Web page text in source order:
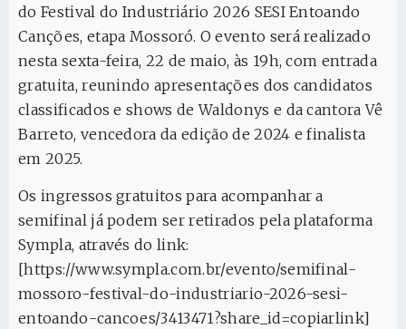
do Festival do Industriário 2026 SESI Entoando
Canções, etapa Mossoró. O evento será realizado
nesta sexta-feira, 22 de maio, às 19h, com entrada
gratuita, reunindo apresentações dos candidatos
classificados e shows de Waldonys e da cantora Vê
Barreto, vencedora da edição de 2024 e finalista
em 2025.
Os ingressos gratuitos para acompanhar a
semifinal já podem ser retirados pela plataforma
Sympla, através do link:
[https://www.sympla.com.br/evento/semifinal-
mossoro-festival-do-industriario-2026-sesi-
entoando-cancoes/3413471?share_id=copiarlink]